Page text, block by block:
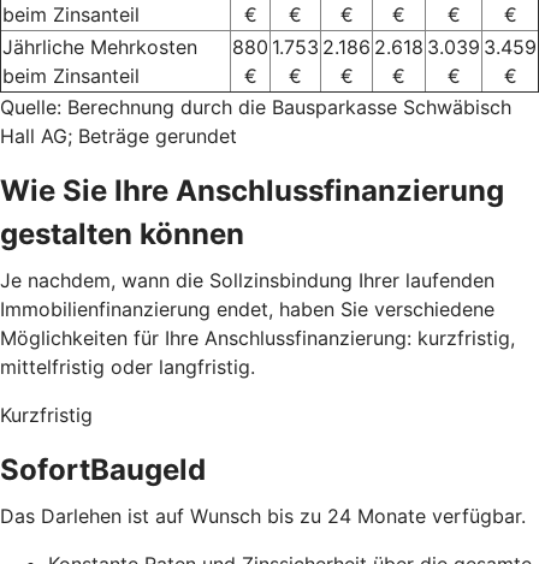
beim Zinsanteil
€
€
€
€
€
€
Jährliche Mehrkosten
beim Zinsanteil
880
€
1.753
€
2.186
€
2.618
€
3.039
€
3.459
€
Quelle: Berechnung durch die Bausparkasse Schwäbisch
Hall AG; Beträge gerundet
Wie Sie Ihre Anschlussfinanzierung
gestalten können
Je nachdem, wann die Sollzinsbindung Ihrer laufenden
Immobilienfinanzierung endet, haben Sie verschiedene
Möglichkeiten für Ihre Anschlussfinanzierung: kurzfristig,
mittelfristig oder langfristig.
Kurzfristig
SofortBaugeld
Das Darlehen ist auf Wunsch bis zu 24 Monate verfügbar.